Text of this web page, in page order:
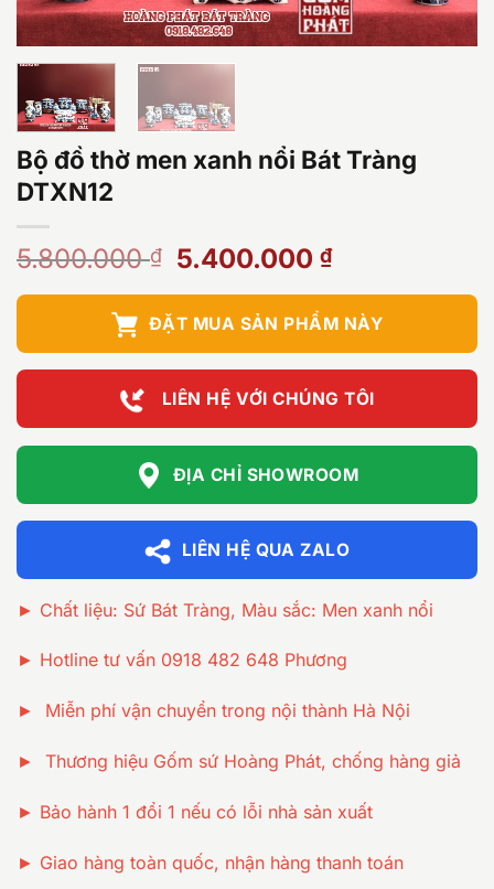
Bộ đồ thờ men xanh nổi Bát Tràng
DTXN12
5.800.000₫
Giá
là:
5.800.000 ₫.
5.400.000₫Giá
tại
là:
5.400.000
ĐẶT MUA SẢN PHẨM NÀY
LIÊN HỆ VỚI CHÚNG TÔI
ĐỊA CHỈ SHOWROOM
LIÊN HỆ QUA ZALO
► Chất liệu: Sứ Bát Tràng, Màu sắc: Men xanh nổi
► Hotline tư vấn 0918 482 648 Phương
► Miễn phí vận chuyển trong nội thành Hà Nội
► Thương hiệu Gốm sứ Hoàng Phát, chống hàng giả
► Bảo hành 1 đổi 1 nếu có lỗi nhà sản xuất
► Giao hàng toàn quốc, nhận hàng thanh toán